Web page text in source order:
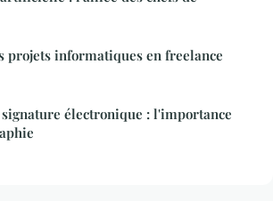
projets informatiques en freelance
électronique : l'importance